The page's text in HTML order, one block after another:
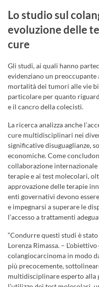
Lo studio sul
evoluzione delle
cure
Gli studi, ai quali hanno
evidenziano un preoccupante
mortalità dei tumori alle vie
particolare per quanto
e il cancro della colecisti.
La ricerca analizza anche
cure multidisciplinari nei
significative disuguaglianze,
economiche. Come
collaborazione internazionale
terapie e ai test molecolari,
approvazione delle terapie
enti governativi devono
e impegnarsi a superare le
l’accesso a trattamenti
“Condurre questi studi è
Lorenza Rimassa. –
colangiocarcinoma in modo
più precocemente,
multidisciplinare esperto alla